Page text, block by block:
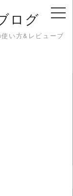
ログ
い方&レビューブ